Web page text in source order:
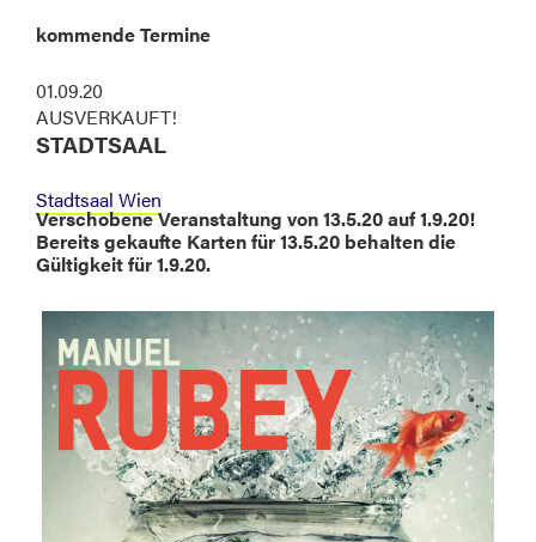
kommende Termine
01.09.20
AUSVERKAUFT!
STADTSAAL
Stadtsaal Wien
Verschobene Veranstaltung von 13.5.20 auf 1.9.20!
Bereits gekaufte Karten für 13.5.20 behalten die
Gültigkeit für 1.9.20.